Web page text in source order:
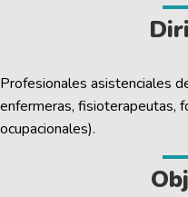
Profesionales asistenciales
enfermeras, fisioterapeutas,
ocupacionales).